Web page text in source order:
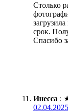
Столько
срок.
Спасибо
Инесса :
02.04.2025